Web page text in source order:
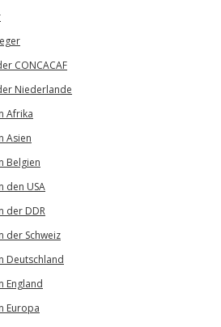
CONCACAF
Niederlande
Afrika
Asien
Belgien
den USA
der DDR
der Schweiz
Deutschland
England
Europa